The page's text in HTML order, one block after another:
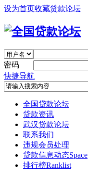
设为首页收藏贷款论坛
密码
快捷导航
全国贷款论坛
贷款资讯
武汉贷款论坛
联系我们
违规会员处理
贷款信息动态Space
排行榜Ranklist